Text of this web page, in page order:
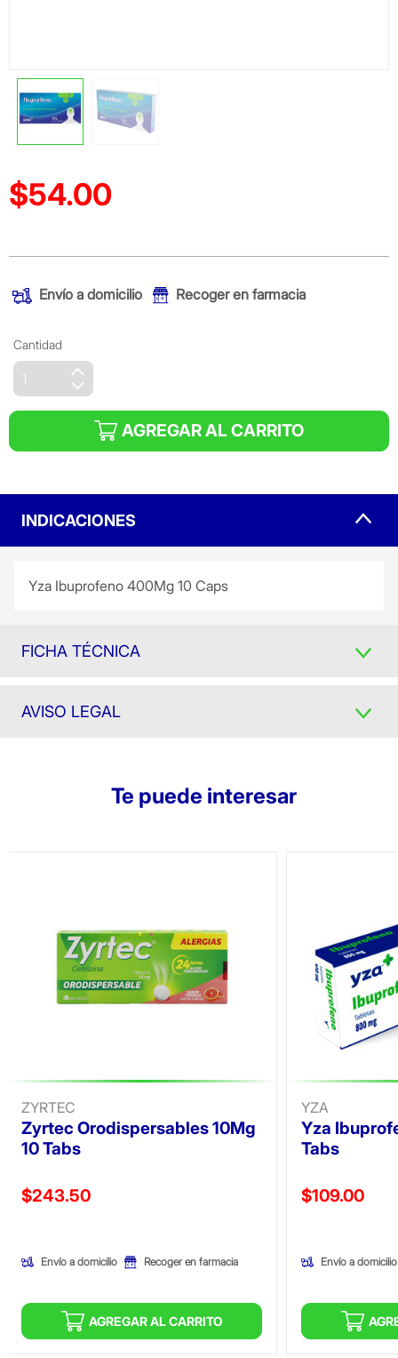
Precio reducido de
$54.00
Envío a domicilio Recoger en farmacia
Cantidad
AGREGAR AL CARRITO
INDICACIONES
Yza Ibuprofeno 400Mg 10 Caps
FICHA TÉCNICA
AVISO LEGAL
Te puede interesar
ZYRTEC
Zyrtec Orodispersables 10Mg
10 Tabs
Precio reducido de
$243.50
Envío a domicilio Recoger en farmacia
AGREGAR AL CARRITO
YZA
Yza
Tabs
Precio
$109.00
Envío a domicilio